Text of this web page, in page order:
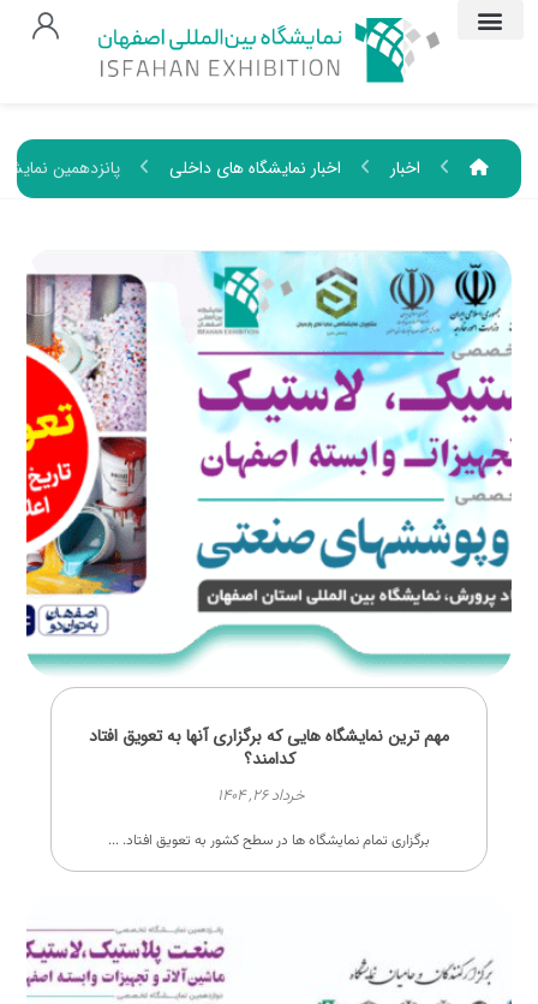
اخبار اخبار نمایشگاه های داخلی پانزدهمین
مهم ترین نمایشگاه هایی که برگزاری آنها به تعویق افتاد
کدامند؟
خرداد ۲۶, ۱۴۰۴
برگزاری تمام نمایشگاه ها در سطح کشور به تعویق افتاد. ...